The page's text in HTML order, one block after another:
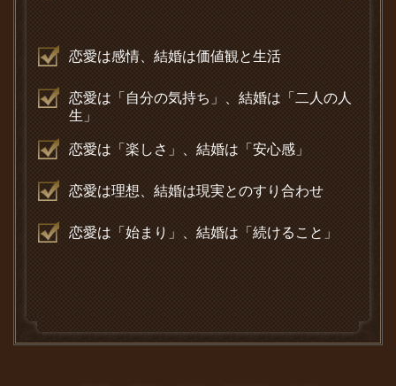
恋愛は感情、結婚は価値観と生活
恋愛は「自分の気持ち」、結婚は「二人の人
生」
恋愛は「楽しさ」、結婚は「安心感」
恋愛は理想、結婚は現実とのすり合わせ
恋愛は「始まり」、結婚は「続けること」